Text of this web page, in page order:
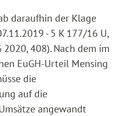
daraufhin der Klage
- 5 K 177/16 U,
408). Nach dem im
EuGH-Urteil Mensing
die
auf die
angewandt